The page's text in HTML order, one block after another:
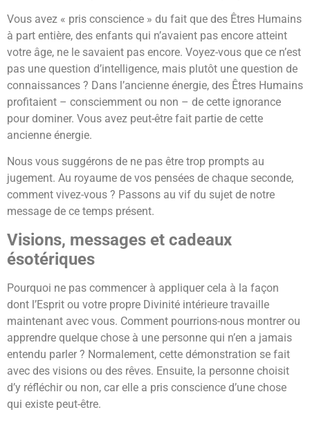
Vous avez « pris conscience » du fait que des Êtres Humains
à part entière, des enfants qui n’avaient pas encore atteint
votre âge, ne le savaient pas encore. Voyez-vous que ce n’est
pas une question d’intelligence, mais plutôt une question de
connaissances ? Dans l’ancienne énergie, des Êtres Humains
profitaient – consciemment ou non – de cette ignorance
pour dominer. Vous avez peut-être fait partie de cette
ancienne énergie.
Nous vous suggérons de ne pas être trop prompts au
jugement. Au royaume de vos pensées de chaque seconde,
comment vivez-vous ? Passons au vif du sujet de notre
message de ce temps présent.
Visions, messages et cadeaux
ésotériques
Pourquoi ne pas commencer à appliquer cela à la façon
dont l’Esprit ou votre propre Divinité intérieure travaille
maintenant avec vous. Comment pourrions-nous montrer ou
apprendre quelque chose à une personne qui n’en a jamais
entendu parler ? Normalement, cette démonstration se fait
avec des visions ou des rêves. Ensuite, la personne choisit
d’y réfléchir ou non, car elle a pris conscience d’une chose
qui existe peut-être.